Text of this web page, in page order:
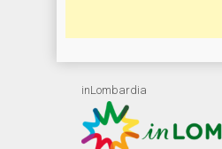
inLombardia